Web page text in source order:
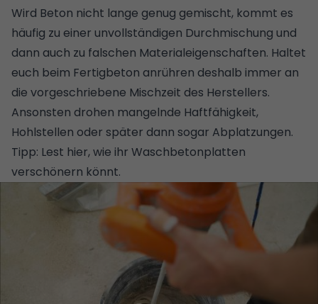
Wird Beton nicht lange genug gemischt, kommt es
häufig zu einer unvollständigen Durchmischung und
dann auch zu falschen Materialeigenschaften. Haltet
euch beim Fertigbeton anrühren deshalb immer an
die vorgeschriebene Mischzeit des Herstellers.
Ansonsten drohen mangelnde Haftfähigkeit,
Hohlstellen oder später dann sogar Abplatzungen.
Tipp: Lest hier, wie ihr Waschbetonplatten
verschönern könnt.